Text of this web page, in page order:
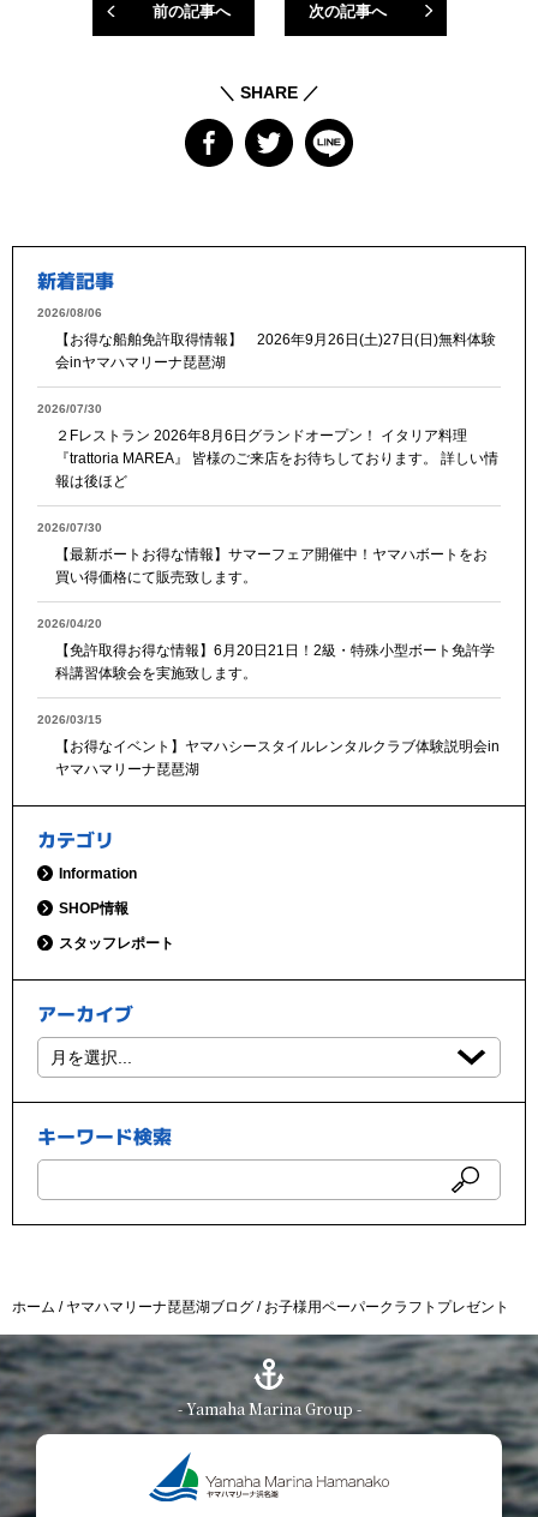
前の記事へ 次の記事へ
＼ SHARE ／
新着記事
2026/08/06
【お得な船舶免許取得情報】 2026年9月26日(土)27日(日)無料体験
会inヤマハマリーナ琵琶湖
2026/07/30
２Fレストラン 2026年8月6日グランドオープン！ イタリア料理
『trattoria MAREA』 皆様のご来店をお待ちしております。 詳しい情
報は後ほど
2026/07/30
【最新ボートお得な情報】サマーフェア開催中！ヤマハボートをお
買い得価格にて販売致します。
2026/04/20
【免許取得お得な情報】6月20日21日！2級・特殊小型ボート免許学
科講習体験会を実施致します。
2026/03/15
【お得なイベント】ヤマハシースタイルレンタルクラブ体験説明会in
ヤマハマリーナ琵琶湖
カテゴリ
Information
SHOP情報
スタッフレポート
アーカイブ
キーワード検索
ホーム ヤマハマリーナ琵琶湖ブログ お子様用ペーパークラフトプレゼント
- Yamaha Marina Group -